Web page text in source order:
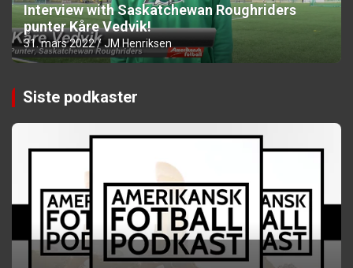
Interview with Saskatchewan Roughriders
punter Kåre Vedvik!
31. mars 2022 JM Henriksen
Siste podkaster